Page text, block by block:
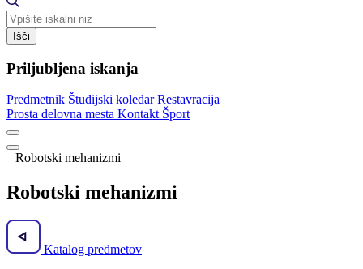
Išči
Priljubljena iskanja
Predmetnik Študijski koledarRestavracija
Prosta delovna mesta Kontakt Šport
Robotski mehanizmi
Robotski mehanizmi
Katalog predmetov